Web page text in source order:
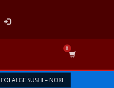
FOI ALGE SUSHI – NORI